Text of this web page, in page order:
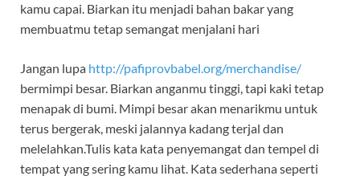
kamu capai. Biarkan itu menjadi bahan bakar yang
membuatmu tetap semangat menjalani hari
Jangan lupa http://pafiprovbabel.org/merchandise/
bermimpi besar. Biarkan anganmu tinggi, tapi kaki tetap
menapak di bumi. Mimpi besar akan menarikmu untuk
terus bergerak, meski jalannya kadang terjal dan
melelahkan.Tulis kata kata penyemangat dan tempel di
tempat yang sering kamu lihat. Kata sederhana seperti